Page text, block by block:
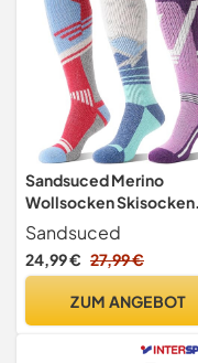
Sandsuced Merino
Wollsocken Skisocken
Warme Thermosocken
Thermo Dicke
Wintersocken für Herren
Geschenke Socken 3
Sandsuced
24,99 € 27,99 €
ZUM ANGEBOT